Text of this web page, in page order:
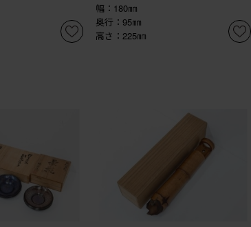
幅：180㎜
奥行：95㎜
高さ：225㎜